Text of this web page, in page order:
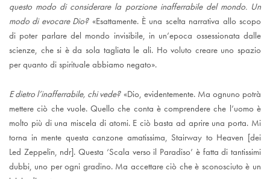
questo modo di considerare la porzione inafferrabile del mondo. Un
modo di evocare Dio?«Esattamente. È una scelta narrativa allo scopo
di poter parlare del mondo invisibile, in un’epoca ossessionata dalle
scienze, che si è da sola tagliata le ali. Ho voluto creare uno spazio
per quanto di spirituale abbiamo negato».
E dietro l’inafferrabile, chi vede?«Dio, evidentemente. Ma ognuno potrà
mettere ciò che vuole. Quello che conta è comprendere che l’uomo è
molto più di una miscela di atomi. E ciò basta ad aprire una porta. Mi
torna in mente questa canzone amatissima, Stairway to Heaven [dei
Led Zeppelin, ndr]. Questa ‘Scala verso il Paradiso’ è fatta di tantissimi
dubbi, uno per ogni gradino. Ma accettare ciò che è sconosciuto è un